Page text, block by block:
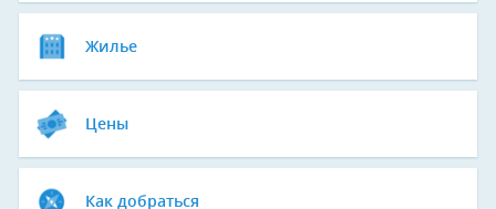
Жилье
Цены
Как добраться